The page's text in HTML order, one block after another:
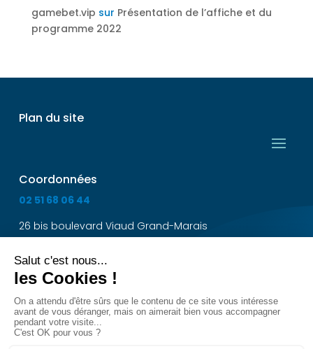
gamebet.vip sur Présentation de l’affiche et du
programme 2022
Plan du site
Coordonnées
02 51 68 06 44
26 bis boulevard Viaud Grand-Marais
Devenir exposant
Dossier d'Admission
Suivez-nous